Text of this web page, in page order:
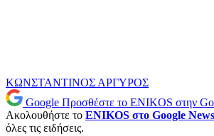
ΚΩΝΣΤΑΝΤΙΝΟΣ ΑΡΓΥΡΟΣ
Google Προσθέστε το ENIKOS στην
Ακολουθήστε το ENIKOS στο Google News
όλες τις ειδήσεις.